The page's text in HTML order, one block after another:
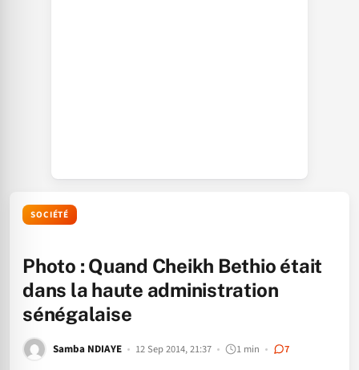
SOCIÉTÉ
Photo : Quand Cheikh Bethio était
dans la haute administration
sénégalaise
Samba NDIAYE 12 Sep 2014, 21:37 1 min 7